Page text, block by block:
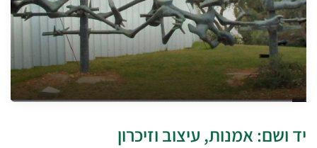
יד ושם: אמנות, עיצוב וזיכרון